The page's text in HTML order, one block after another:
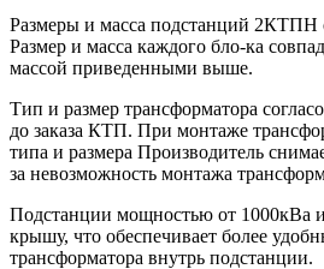
Размеры и масса подстанций 2КТПН
Размер и масса каждого бло-ка
массой приведенными выше.
Тип и размер трансформатора
до заказа КТП. При монтаже
типа и размера Производитель
за невозможность монтажа
Подстанции мощностью от
крышу, что обеспечивает более
трансформатора внутрь подстанции.